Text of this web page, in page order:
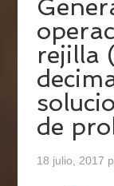
rejilla
de
18 julio, 2017